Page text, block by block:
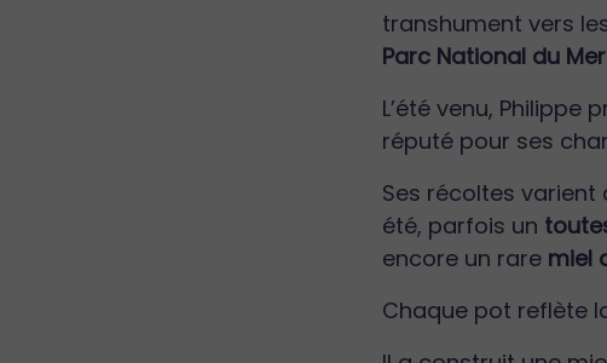
transhument vers
Parc National du
L’été venu, Philippe
réputé pour ses
Ses récoltes varient
été, parfois un
encore un rare miel
Chaque pot reflète